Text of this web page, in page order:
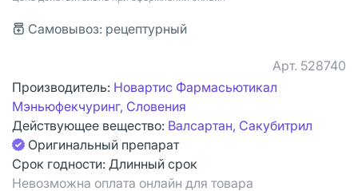
Самовывоз: рецептурный
Арт. 528740
Производитель: Новартис Фармасьютикал
Мэньюфекчуринг, Словения
Действующее вещество: Валсартан, Сакубитрил
Оригинальный препарат
Срок годности: Длинный срок
Невозможна оплата онлайн для товара